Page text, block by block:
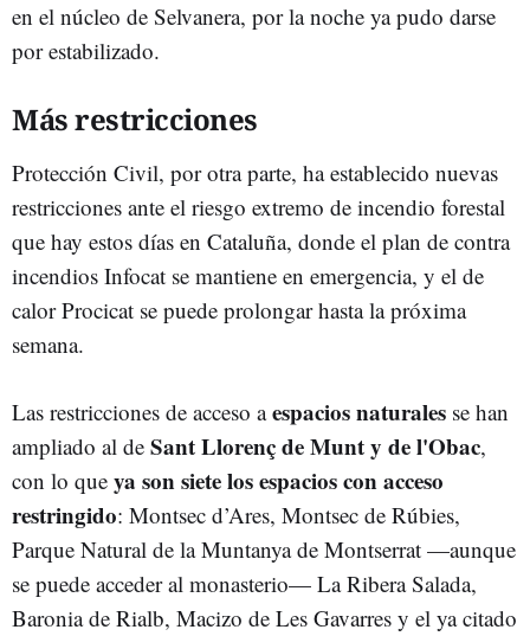
en el núcleo de Selvanera, por la noche ya pudo darse
por estabilizado.
Más restricciones
Protección Civil, por otra parte, ha establecido nuevas
restricciones ante el riesgo extremo de incendio forestal
que hay estos días en Cataluña, donde el plan de contra
incendios Infocat se mantiene en emergencia, y el de
calor Procicat se puede prolongar hasta la próxima
semana.
Las restricciones de acceso aespacios naturales se han
ampliado al de Sant Llorenç de Munt y de l'Obac,
con lo que ya son siete los espacios con acceso
restringido: Montsec d’Ares, Montsec de Rúbies,
Parque Natural de la Muntanya de Montserrat —aunque
se puede acceder al monasterio— La Ribera Salada,
Baronia de Rialb, Macizo de Les Gavarres y el ya citado